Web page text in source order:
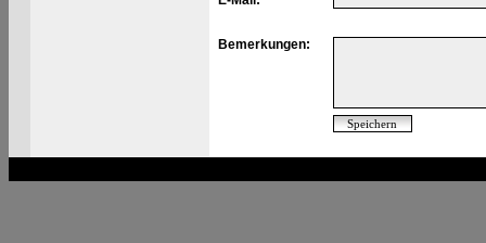
Bemerkungen: